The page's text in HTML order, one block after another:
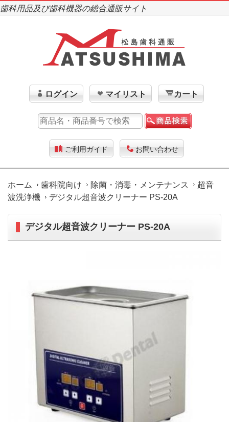
歯科用品及び歯科機器の総合通販サイト
ログイン マイリスト カート
ご利用ガイド お問い合わせ
ホーム 歯科院向け 除菌・消毒・メンテナンス
超音
波洗浄機
デジタル超音波クリーナー PS-20A
デジタル超音波クリーナー PS-20A